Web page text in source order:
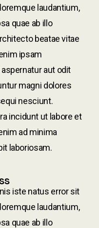
laudantium,
quae ab illo
beatae vitae
ipsam
aut odit
magni dolores
nesciunt.
incidunt ut labore et
ad minima
laboriosam.
iste natus error sit
laudantium,
quae ab illo